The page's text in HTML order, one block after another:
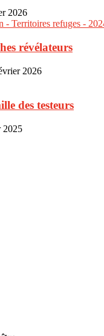
2026
révélateurs
2026
des testeurs
2025